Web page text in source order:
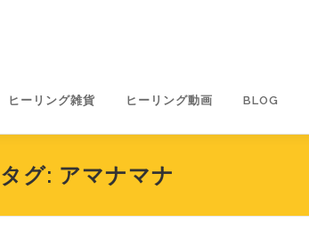
ヒーリング雑貨 ヒーリング動画 BLOG
タグ: アマナマナ